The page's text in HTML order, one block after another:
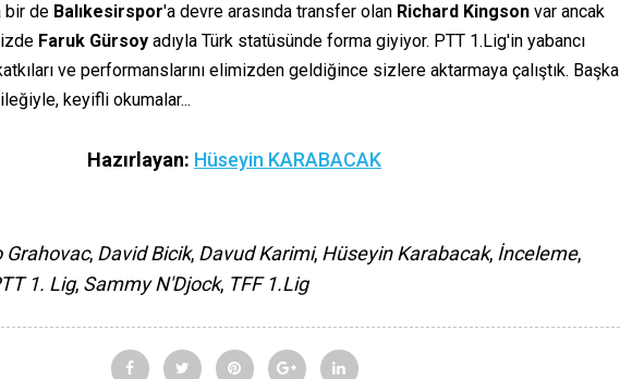
bir de Balıkesirspor'a devre arasında transfer olan Richard Kingson var ancak
Faruk Gürsoy adıyla Türk statüsünde forma giyiyor. PTT 1.Lig'in yabancı
ve performanslarını elimizden geldiğince sizlere aktarmaya çalıştık. Başka
keyifli okumalar...
Hazırlayan: Hüseyin KARABACAK
Grahovac, David Bicik, Davud Karimi, Hüseyin Karabacak, İnceleme,
1. Lig, Sammy N'Djock, TFF 1.Lig